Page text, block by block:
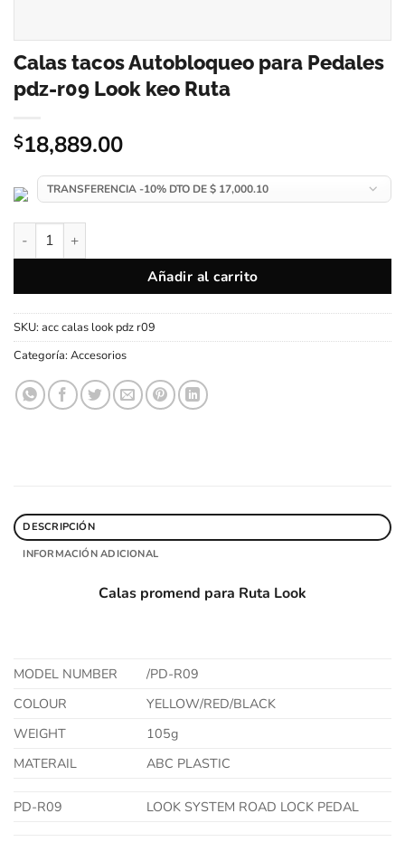
Calas tacos Autobloqueo para Pedales
pdz-r09 Look keo Ruta
$18,889.00
Calas tacos Autobloqueo para Pedales pdz-r09 Look keo Ruta
Añadir al carrito
SKU: acc calas look pdz r09
Categoría: Accesorios
DESCRIPCIÓN
INFORMACIÓN ADICIONAL
Calas promend para Ruta Look
MODEL NUMBER
/PD-R09
COLOUR
YELLOW/RED/BLACK
WEIGHT
105g
MATERAIL
ABC PLASTIC
PD-R09 LOOK SYSTEM ROAD LOCK PEDAL